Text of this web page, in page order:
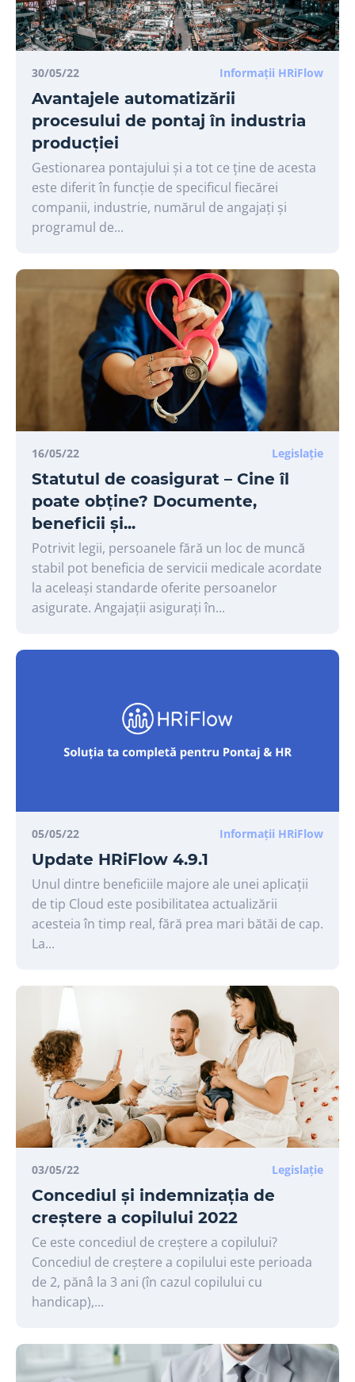
30/05/22 Informații HRiFlow
Avantajele automatizării
procesului de pontaj în industria
producției
Gestionarea pontajului și a tot ce ține de acesta
este diferit în funcție de specificul fiecărei
companii, industrie, numărul de angajați și
programul de...
16/05/22 Legislație
Statutul de coasigurat – Cine îl
poate obține? Documente,
beneficii și...
Potrivit legii, persoanele fără un loc de muncă
stabil pot beneficia de servicii medicale acordate
la aceleași standarde oferite persoanelor
asigurate. Angajații asigurați în...
05/05/22 Informații HRiFlow
Update HRiFlow 4.9.1
Unul dintre beneficiile majore ale unei aplicații
de tip Cloud este posibilitatea actualizării
acesteia în timp real, fără prea mari bătăi de cap.
La...
03/05/22 Legislație
Concediul și indemnizația de
creștere a copilului 2022
Ce este concediul de creștere a copilului?
Concediul de creștere a copilului este perioada
de 2, pănâ la 3 ani (în cazul copilului cu
handicap),...